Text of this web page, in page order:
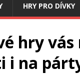
HRY PRO DÍVKY
hry
i na